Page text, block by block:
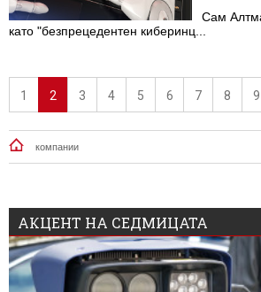
Сам
като "безпрецедентен киберинц...
1 2 3 4 5 6 7 8 9
компании
АКЦЕНТ НА СЕДМИЦАТА